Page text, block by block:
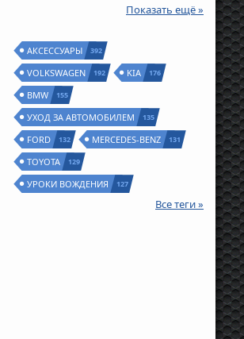
Показать ещё »
АКСЕССУАРЫ 392
VOLKSWAGEN 192 KIA 176
BMW 155
УХОД ЗА АВТОМОБИЛЕМ 135
FORD 132 MERCEDES-BENZ 131
TOYOTA 129
УРОКИ ВОЖДЕНИЯ 127
Все теги »